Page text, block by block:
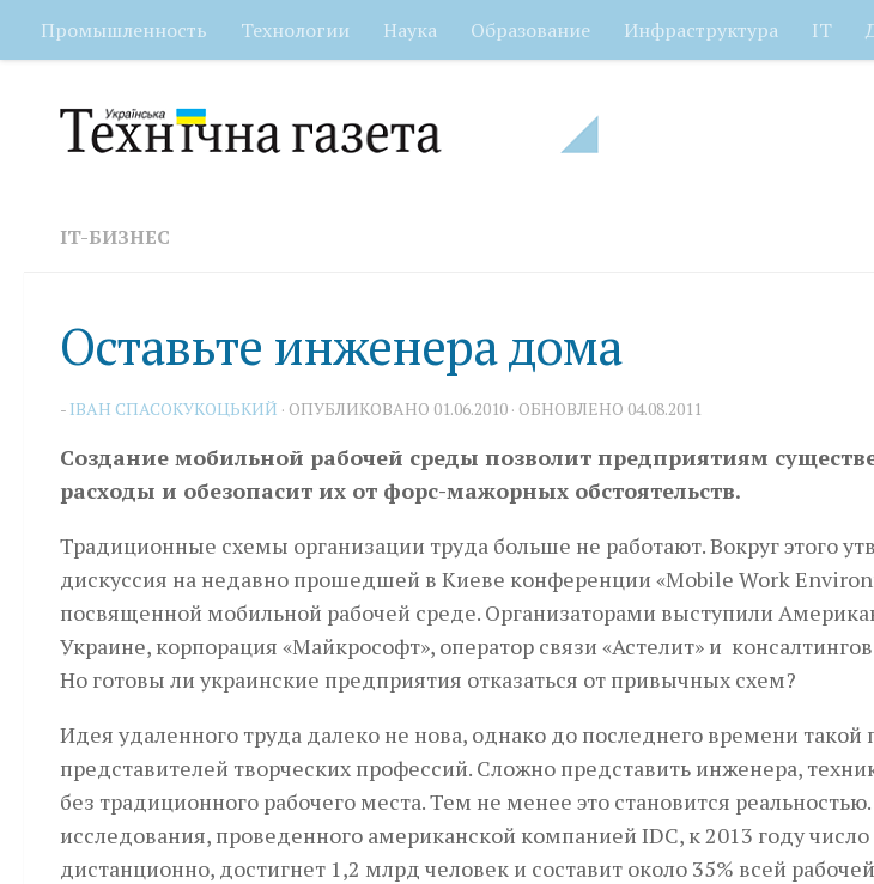
Перейти к содержимому
Промышленность Технологии Наука Образование Инфраструктура IT
IT-БИЗНЕС
Оставьте инженера дома
- IВАН СПАСОКУКОЦЬКИЙ · ОПУБЛИКОВАНО 01.06.2010 · ОБНОВЛЕНО 04.08.2011
Создание мобильной рабочей среды позволит предприятиям
расходы и обезопасит их от форс-мажорных обстоятельств.
Традиционные схемы организации труда больше не работают. Вокруг этого
дискуссия на недавно прошедшей в Киеве конференции «Mobile Work
посвященной мобильной рабочей среде. Организаторами выступили
Украине, корпорация «Майкрософт», оператор связи «Астелит» и
Но готовы ли украинские предприятия отказаться от привычных схем?
Идея удаленного труда далеко не нова, однако до последнего времени такой
представителей творческих профессий. Сложно представить инженера,
без традиционного рабочего места. Тем не менее это становится
исследования, проведенного американской компанией IDC, к 2013 году
дистанционно, достигнет 1,2 млрд человек и составит около 35% всей